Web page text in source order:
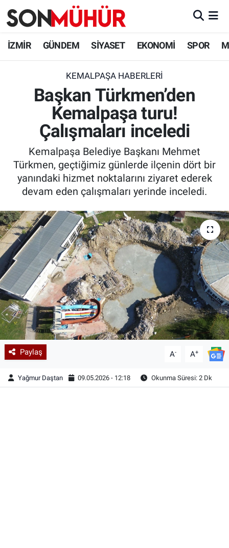
İZMİR GÜNDEM SİYASET EKONOMİ SPOR
KEMALPAŞA HABERLERI
Başkan Türkmen’den
Kemalpaşa turu!
Çalışmaları inceledi
Kemalpaşa Belediye Başkanı Mehmet
Türkmen, geçtiğimiz günlerde ilçenin dört bir
yanındaki hizmet noktalarını ziyaret ederek
devam eden çalışmaları yerinde inceledi.
Paylaş A- A+
Yağmur Daştan 09.05.2026 - 12:18 Okunma Süresi: 2 Dk
İzmir Nöbetçi Eczaneler
İzmir Namaz Vakitleri
İzmir Trafik Yoğunluk Haritası
Süper Lig Puan Durumu ve Fikstür
Tüm Manşetler
Son Dakika Haberleri
Haber Arşivi